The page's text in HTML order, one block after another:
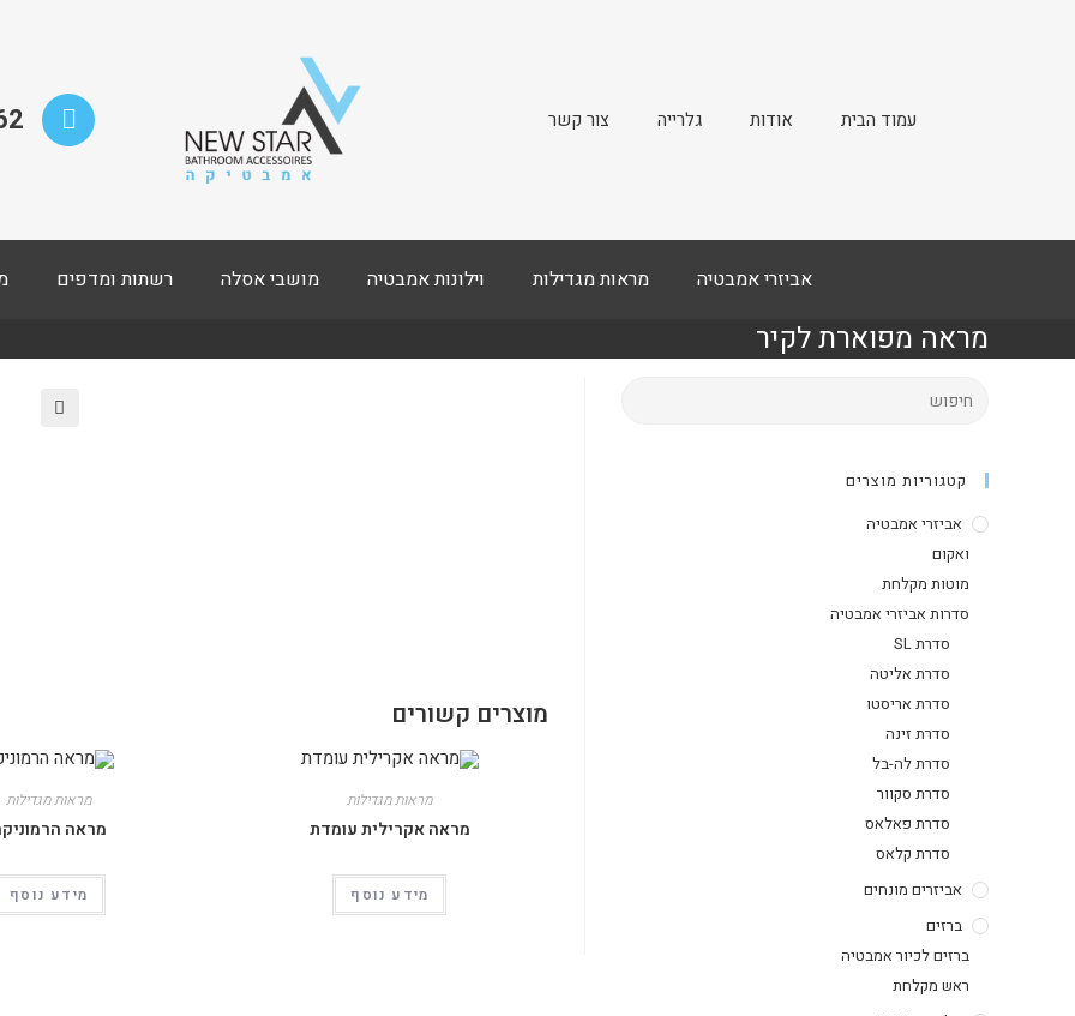
עמוד הבית אודות גלרייה צור קשר
אביזרי אמבטיה מראות מגדילות וילונות אמבטיה מושבי אסלה רשתות ומדפים
מראה מפוארת לקיר
מוצרים קשורים
מראות מגדילות
מראה אקרילית עומדת
מידע נוסף
מראות מגדילות
מראה
מידע נוסף
קטגוריות מוצרים
אביזרי אמבטיה
ואקום
מוטות מקלחת
סדרות אביזרי אמבטיה
סדרת SL
סדרת אליטה
סדרת אריסטו
סדרת זינה
סדרת לה-בל
סדרת סקוור
סדרת פאלאס
סדרת קלאס
אביזרים מונחים
ברזים
ברזים לכיור אמבטיה
ראש מקלחת